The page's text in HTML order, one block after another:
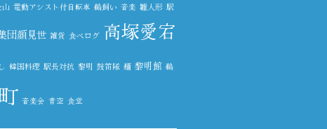
電動アシスト付自転車 鵜飼い 音楽 雛人形 駅
団顔見世 雑貨 食べログ 高塚愛宕
韓国料理 駅長対抗 黎明 鼓笛隊 麺 黎明館 鵜
音楽会 青空 食堂